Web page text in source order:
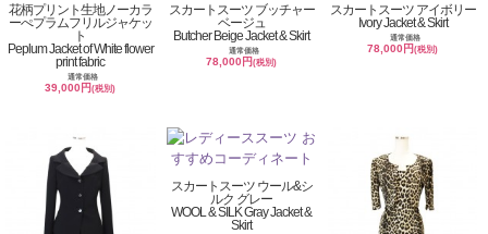
花柄プリント生地ノーカラ
ーぺプラムフリルジャケッ
ト
Peplum Jacket of White flower
print fabric
通常価格
39,000円(税別)
スカートスーツ ブッチャー
ベージュ
Butcher Beige Jacket & Skirt
通常価格
78,000円(税別)
スカートスーツ アイボリー
Ivory Jacket & Skirt
通常価格
78,000円(税別)
スカートスーツ ウール&シ
ルク グレー
WOOL & SILK Gray Jacket &
Skirt